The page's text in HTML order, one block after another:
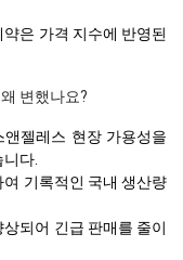
은 가격 지수에 반영된
변했나요?
젤레스 현장 가용성을
다.
기록적인 국내 생산량
되어 긴급 판매를 줄이